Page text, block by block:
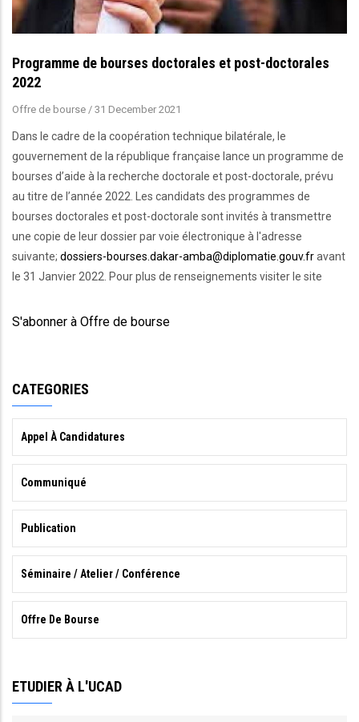
Programme de bourses doctorales et post-doctorales
2022
Offre de bourse / 31 December 2021
Dans le cadre de la coopération technique bilatérale, le
gouvernement de la république française lance un programme de
bourses d’aide à la recherche doctorale et post-doctorale, prévu
au titre de l’année 2022. Les candidats des programmes de
bourses doctorales et post-doctorale sont invités à transmettre
une copie de leur dossier par voie électronique à l'adresse
suivante; dossiers-bourses.dakar-amba@diplomatie.gouv.fravant
le 31 Janvier 2022. Pour plus de renseignements visiter le site
S'abonner à Offre de bourse
CATEGORIES
Appel À Candidatures
Communiqué
Publication
Séminaire / Atelier / Conférence
Offre De Bourse
ETUDIER À L'UCAD